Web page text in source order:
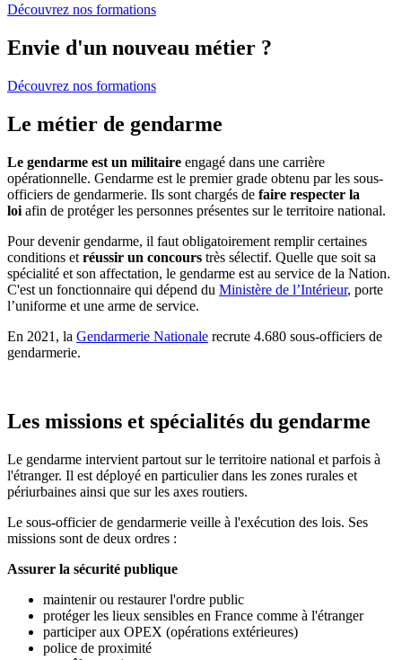
Découvrez nos formations
Envie d'un nouveau métier ?
Découvrez nos formations
Le métier de gendarme
Le gendarme est un militaire engagé dans une carrière
opérationnelle. Gendarme est le premier grade obtenu par les sous-
officiers de gendarmerie. Ils sont chargés de faire respecter la
loi afin de protéger les personnes présentes sur le territoire national.
Pour devenir gendarme, il faut obligatoirement remplir certaines
conditions et réussir un concours très sélectif. Quelle que soit sa
spécialité et son affectation, le gendarme est au service de la Nation.
C'est un fonctionnaire qui dépend du Ministère de l’Intérieur, porte
l’uniforme et une arme de service.
En 2021, la Gendarmerie Nationale recrute 4.680 sous-officiers de
gendarmerie.
Les missions et spécialités du gendarme
Le gendarme intervient partout sur le territoire national et parfois à
l'étranger. Il est déployé en particulier dans les zones rurales et
périurbaines ainsi que sur les axes routiers.
Le sous-officier de gendarmerie veille à l'exécution des lois. Ses
missions sont de deux ordres :
Assurer la sécurité publique
maintenir ou restaurer l'ordre public
protéger les lieux sensibles en France comme à l'étranger
participer aux OPEX (opérations extérieures)
police de proximité